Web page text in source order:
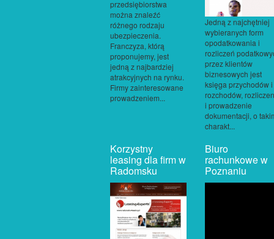
przedsiębiorstwa
można znaleźć
różnego rodzaju
ubezpieczenia.
Franczyza, którą
proponujemy, jest
jedną z najbardziej
atrakcyjnych na rynku.
Firmy zainteresowane
prowadzeniem...
Jedną z najchętniej
wybieranych form
opodatkowania i
rozliczeń
przez klientów
biznesowych jest
księga przychodów i
rozchodów,
i prowadzenie
dokumentacji, o
charakt...
Korzystny
leasing dla firm w
Radomsku
Biuro
rachunkowe w
Poznaniu